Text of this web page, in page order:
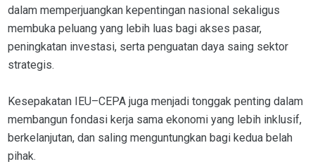
dalam memperjuangkan kepentingan nasional sekaligus
membuka peluang yang lebih luas bagi akses pasar,
peningkatan investasi, serta penguatan daya saing sektor
strategis.
Kesepakatan IEU–CEPA juga menjadi tonggak penting dalam
membangun fondasi kerja sama ekonomi yang lebih inklusif,
berkelanjutan, dan saling menguntungkan bagi kedua belah
pihak.